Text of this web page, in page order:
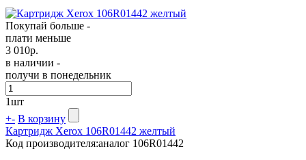
Покупай больше -
плати меньше
3 010р.
в наличии -
получи в понедельник
1шт
+- В корзину
Картридж Xerox 106R01442 желтый
Код производителя:аналог 106R01442